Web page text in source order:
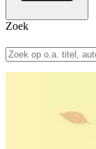
Zoek